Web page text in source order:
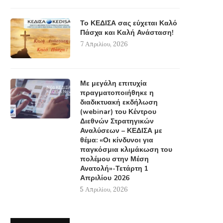
Το ΚΕΔΙΣΑ σας εύχεται Καλό
Πάσχα και Καλή Ανάσταση!
7 Απριλίου, 2026
Με μεγάλη επιτυχία
πραγματοποιήθηκε η
διαδικτυακή εκδήλωση
(webinar) του Κέντρου
Διεθνών Στρατηγικών
Αναλύσεων – ΚΕΔΙΣΑ με
θέμα: «Οι κίνδυνοι για
παγκόσμια κλιμάκωση του
πολέμου στην Μέση
Ανατολή»-Τετάρτη 1
Απριλίου 2026
5 Απριλίου, 2026